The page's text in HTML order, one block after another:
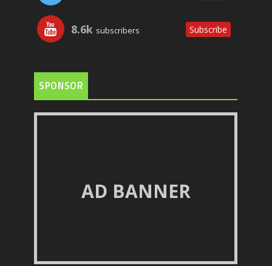
8.6k subscribers Subscribe
SPONSOR
AD BANNER